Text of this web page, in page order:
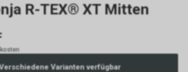
R-TEX® XT Mitten
Varianten verfügbar